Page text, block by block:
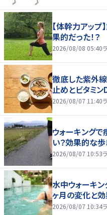
【体幹力アップ
果的だった！？
2026/08/08 05:40
徹底した紫外
止めとビタミ
2026/08/07 11:40
ウォーキング
い？効果的な
2026/08/07 10:53
水中ウォーキ
ヶ月の変化と
2026/08/07 10:34